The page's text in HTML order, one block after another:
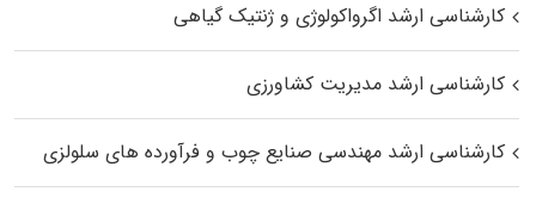
کارشناسی ارشد اگرواکولوژی و ژنتیک گیاهی
کارشناسی ارشد مدیریت کشاورزی
کارشناسی ارشد مهندسی صنایع چوب و فرآورده‌ های سلولزی